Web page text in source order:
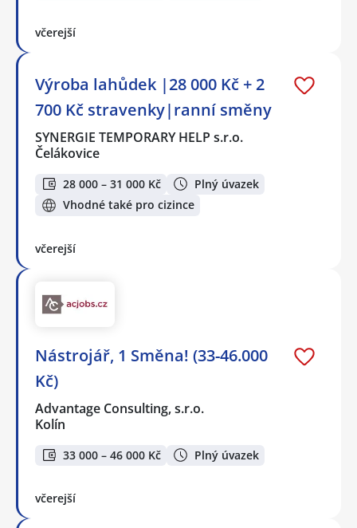
včerejší
Výroba lahůdek |28 000 Kč + 2
700 Kč stravenky|ranní směny
SYNERGIE TEMPORARY HELP s.r.o.
Čelákovice
28 000 – 31 000 Kč
Plný úvazek
Vhodné také pro cizince
včerejší
Nástrojář, 1 Směna! (33-46.000
Kč)
Advantage Consulting, s.r.o.
Kolín
33 000 – 46 000 Kč Plný úvazek
včerejší